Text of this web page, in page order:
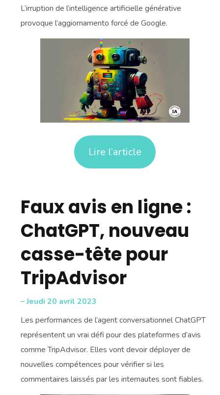
L’irruption de l’intelligence artificielle générative
provoque l’aggiornamento forcé de Google.
Lire l’article
Faux avis en ligne :
ChatGPT, nouveau
casse-tête pour
TripAdvisor
– Jeudi 20 avril 2023
Les performances de l’agent conversationnel ChatGPT
représentent un vrai défi pour des plateformes d’avis
comme TripAdvisor. Elles vont devoir déployer de
nouvelles compétences pour vérifier si les
commentaires laissés par les internautes sont fiables.